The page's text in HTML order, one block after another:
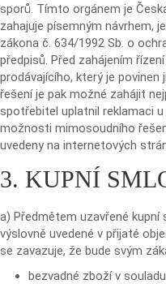
sporů. Tímto orgánem je
zahajuje písemným návrhem,
zákona č. 634/1992 Sb. o
předpisů. Před zahájením
prodávajícího, který je povinen
řešení je pak možné zahájit
spotřebitel uplatnil reklamaci
možnosti mimosoudního
uvedeny na internetových
3. KUPNÍ
a) Předmětem uzavřené
výslovně uvedené v přijaté
se zavazuje, že bude svým
bezvadné zboží v